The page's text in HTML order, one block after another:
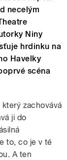
necelým
Niny
hrdinku na
Havelky
é scéna
zachovává
ji do
to, co je v té
A ten